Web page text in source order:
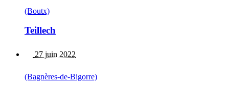
(Boutx)
Teillech
27 juin 2022
(Bagnères-de-Bigorre)